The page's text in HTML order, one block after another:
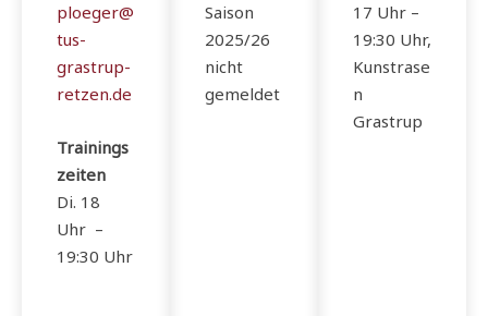
ploeger@
tus-
grastrup-
retzen.de
Trainings
zeiten
Di. 18
Uhr –
19:30 Uhr
Saison
2025/26
nicht
gemeldet
17 Uhr –
19:30 Uhr,
Kunstrase
n
Grastrup